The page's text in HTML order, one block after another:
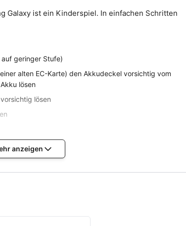
Galaxy ist ein Kinderspiel. In einfachen Schritten
geringer Stufe)
alten EC-Karte) den Akkudeckel vorsichtig vom
lösen
lösen
anzeigen